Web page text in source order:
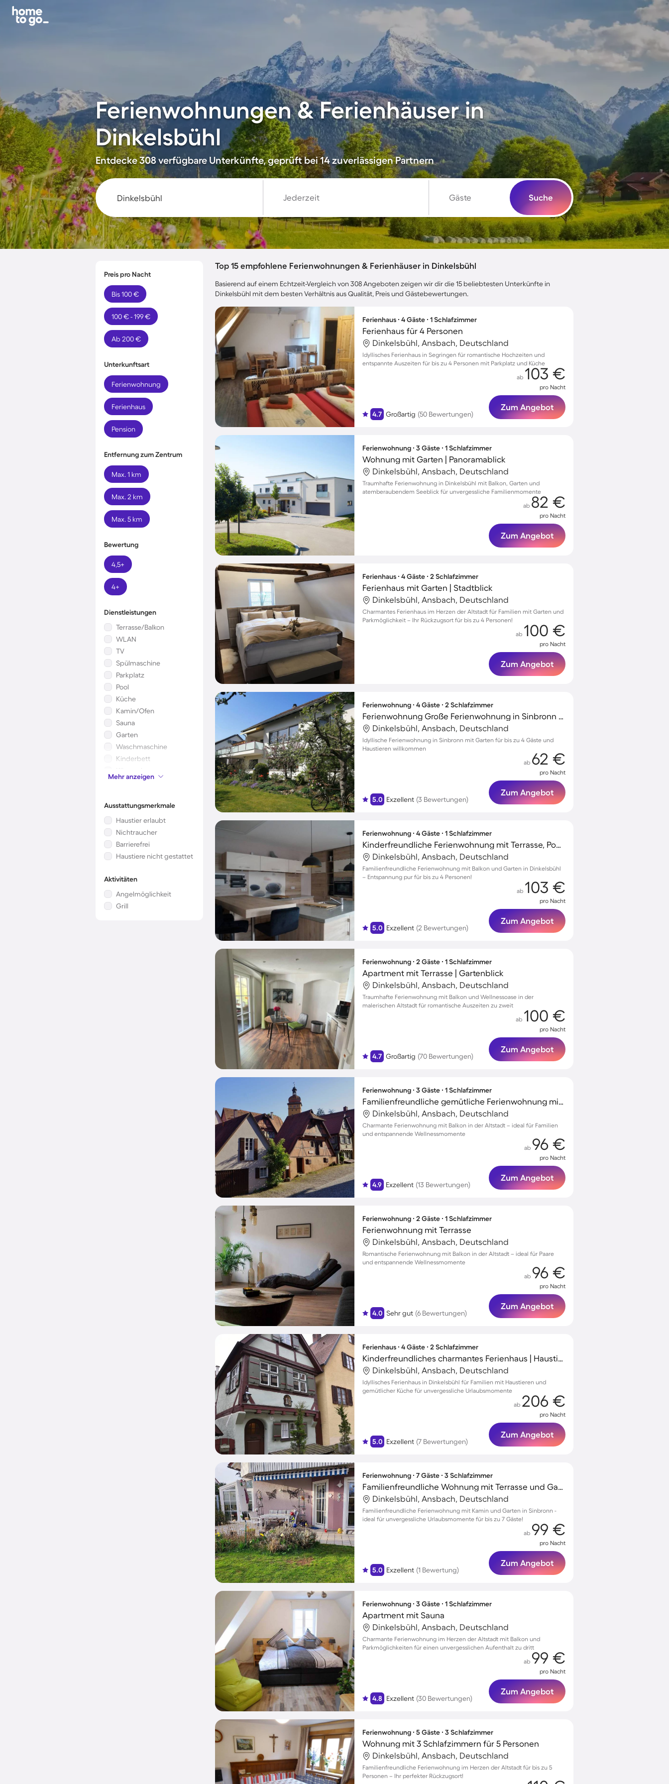
Ferienwohnungen & Ferienhäuser in
Dinkelsbühl
Entdecke 308 verfügbare Unterkünfte, geprüft bei 14 zuverlässigen Partnern
Jederzeit Gäste Suche
Preis pro Nacht
Bis 100 €
100 € - 199 €
Ab 200 €
Unterkunftsart
Ferienwohnung
Ferienhaus
Pension
Entfernung zum Zentrum
Max. 1 km
Max. 2 km
Max. 5 km
Bewertung
4,5+
4+
Dienstleistungen
Terrasse/Balkon
WLAN
TV
Spülmaschine
Parkplatz
Pool
Küche
Kamin/Ofen
Sauna
Garten
Waschmaschine
Kinderbett
Klimaanlage
Mikrowelle
Mehr anzeigen
Ausstattungsmerkmale
Haustier erlaubt
Nichtraucher
Barrierefrei
Haustiere nicht gestattet
Aktivitäten
Angelmöglichkeit
Grill
Top 15 empfohlene Ferienwohnungen & Ferienhäuser in Dinkelsbühl
Basierend auf einem Echtzeit-Vergleich von 308 Angeboten zeigen wir dir die 15 beliebtesten Unterkünfte in
Dinkelsbühl mit dem besten Verhältnis aus Qualität, Preis und Gästebewertungen.
Ferienhaus ∙ 4 Gäste ∙ 1 Schlafzimmer
Ferienhaus für 4 Personen
Dinkelsbühl, Ansbach, Deutschland
Idyllisches Ferienhaus in Segringen für romantische Hochzeiten und
entspannte Auszeiten für bis zu 4 Personen mit Parkplatz und Küche
4.7 Großartig (50 Bewertungen)
ab 103 €
pro Nacht
Zum Angebot
Ferienwohnung ∙ 3 Gäste ∙ 1 Schlafzimmer
Wohnung mit Garten | Panoramablick
Dinkelsbühl, Ansbach, Deutschland
Traumhafte Ferienwohnung in Dinkelsbühl mit Balkon, Garten und
atemberaubendem Seeblick für unvergessliche Familienmomente
ab 82 €
pro Nacht
Zum Angebot
Ferienhaus ∙ 4 Gäste ∙ 2 Schlafzimmer
Ferienhaus mit Garten | Stadtblick
Dinkelsbühl, Ansbach, Deutschland
Charmantes Ferienhaus im Herzen der Altstadt für Familien mit Garten und
Parkmöglichkeit – Ihr Rückzugsort für bis zu 4 Personen!
ab 100 €
pro Nacht
Zum Angebot
Ferienwohnung ∙ 4 Gäste ∙ 2 Schlafzimmer
Ferienwohnung Große Ferienwohnung in Sinbronn mit Garten
Dinkelsbühl, Ansbach, Deutschland
Idyllische Ferienwohnung in Sinbronn mit Garten für bis zu 4 Gäste und
Haustieren willkommen
5.0 Exzellent (3 Bewertungen)
ab 62 €
pro Nacht
Zum Angebot
Ferienwohnung ∙ 4 Gäste ∙ 1 Schlafzimmer
Kinderfreundliche Ferienwohnung mit Terrasse, Pool und Grill | Gartenblick
Dinkelsbühl, Ansbach, Deutschland
Familienfreundliche Ferienwohnung mit Balkon und Garten in Dinkelsbühl
– Entspannung pur für bis zu 4 Personen!
5.0 Exzellent (2 Bewertungen)
ab 103 €
pro Nacht
Zum Angebot
Ferienwohnung ∙ 2 Gäste ∙ 1 Schlafzimmer
Apartment mit Terrasse | Gartenblick
Dinkelsbühl, Ansbach, Deutschland
Traumhafte Ferienwohnung mit Balkon und Wellnessoase in der
malerischen Altstadt für romantische Auszeiten zu zweit
4.7 Großartig (70 Bewertungen)
ab 100 €
pro Nacht
Zum Angebot
Ferienwohnung ∙ 3 Gäste ∙ 1 Schlafzimmer
Familienfreundliche gemütliche Ferienwohnung mit Sauna und Terrasse
Dinkelsbühl, Ansbach, Deutschland
Charmante Ferienwohnung mit Balkon in der Altstadt – ideal für Familien
und entspannende Wellnessmomente
4.9 Exzellent (13 Bewertungen)
ab 96 €
pro Nacht
Zum Angebot
Ferienwohnung ∙ 2 Gäste ∙ 1 Schlafzimmer
Ferienwohnung mit Terrasse
Dinkelsbühl, Ansbach, Deutschland
Romantische Ferienwohnung mit Balkon in der Altstadt – ideal für Paare
und entspannende Wellnessmomente
4.0 Sehr gut (6 Bewertungen)
ab 96 €
pro Nacht
Zum Angebot
Ferienhaus ∙ 4 Gäste ∙ 2 Schlafzimmer
Kinderfreundliches charmantes Ferienhaus | Haustiere erlaubt
Dinkelsbühl, Ansbach, Deutschland
Idyllisches Ferienhaus in Dinkelsbühl für Familien mit Haustieren und
gemütlicher Küche für unvergessliche Urlaubsmomente
5.0 Exzellent (7 Bewertungen)
ab 206 €
pro Nacht
Zum Angebot
Ferienwohnung ∙ 7 Gäste ∙ 3 Schlafzimmer
Familienfreundliche Wohnung mit Terrasse und Garten
Dinkelsbühl, Ansbach, Deutschland
Familienfreundliche Ferienwohnung mit Kamin und Garten in Sinbronn -
ideal für unvergessliche Urlaubsmomente für bis zu 7 Gäste!
5.0 Exzellent (1 Bewertung)
ab 99 €
pro Nacht
Zum Angebot
Ferienwohnung ∙ 3 Gäste ∙ 1 Schlafzimmer
Apartment mit Sauna
Dinkelsbühl, Ansbach, Deutschland
Charmante Ferienwohnung im Herzen der Altstadt mit Balkon und
Parkmöglichkeiten für einen unvergesslichen Aufenthalt zu dritt
4.8 Exzellent (30 Bewertungen)
ab 99 €
pro Nacht
Zum Angebot
Ferienwohnung ∙ 5 Gäste ∙ 3 Schlafzimmer
Wohnung mit 3 Schlafzimmern für 5 Personen
Dinkelsbühl, Ansbach, Deutschland
Familienfreundliche Ferienwohnung im Herzen der Altstadt für bis zu 5
Personen – Ihr perfekter Rückzugsort!